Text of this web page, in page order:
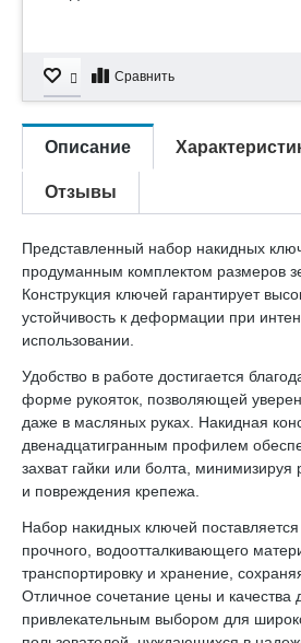
Сравнить
Описание
Отзывы
Представленный набор накидных
продуманным комплектом размеров
Конструкция ключей гарантирует
устойчивость к деформации при
использовании.
Удобство в работе достигается
форме рукояток, позволяющей
даже в масляных руках. Накидная
двенадцатигранным профилем
захват гайки или болта, минимизируя
и повреждения крепежа.
Набор накидных ключей
прочного, водоотталкивающего
транспортировку и хранение,
Отличное сочетание цены и качества
привлекательным выбором для